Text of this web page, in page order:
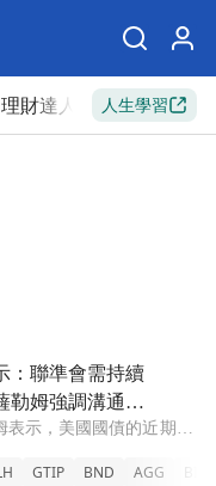
理財達人 新手入門
人生學習
維護公信力，穆薩勒
：聯準會需持續
勒姆強調溝通重
表示，美國國債的近期拋
0.15% VTIP 0% WIP
GTIP BND AGG